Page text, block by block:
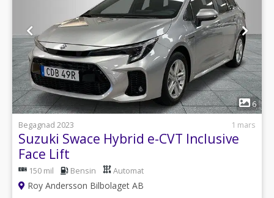
1
6
Begagnad 2023
1 mars
Suzuki Swace Hybrid e-CVT Inclusive
Face Lift
150 mil Bensin Automat
Roy Andersson Bilbolaget AB